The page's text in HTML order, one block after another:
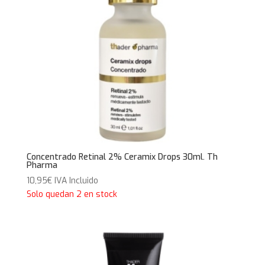
Concentrado Retinal 2% Ceramix Drops 30ml. Th
Pharma
10,95€ IVA Incluido
Solo quedan 2 en stock